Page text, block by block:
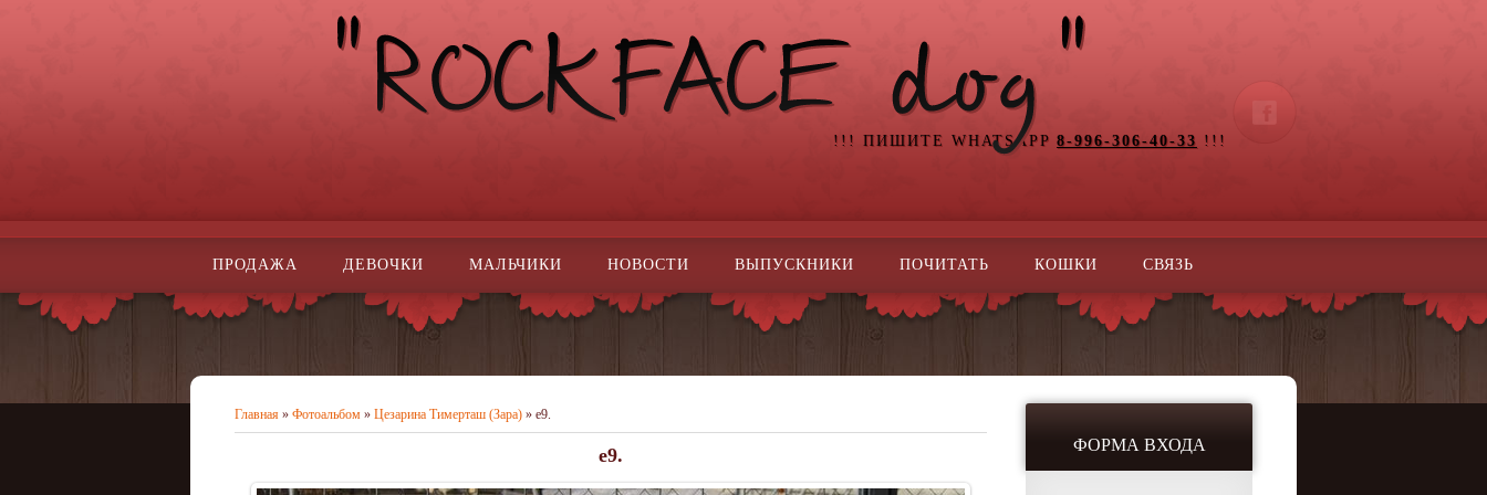
!!! ПИШИТЕ WHATSAPP 8-996-306-40-33 !!!
ПРОДАЖА ДЕВОЧКИ МАЛЬЧИКИ НОВОСТИ ВЫПУСКНИКИ ПОЧИТАТЬ КОШКИ СВЯЗЬ
Главная » Фотоальбом » Цезарина Тимерташ (Зара) » e9.
e9. ФОРМА ВХОДА